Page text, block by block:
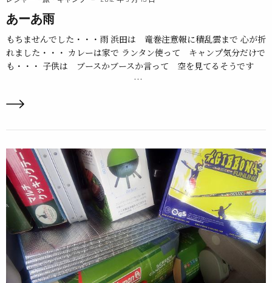
あーあ雨
もちませんでした・・・雨 浜田は 竜巻注意報に積乱雲まで 心が折
れました・・・ カレーは家で ランタン使って キャンプ気分だけで
も・・・ 子供は ブースかブースか言って 空を見てるそうです
…